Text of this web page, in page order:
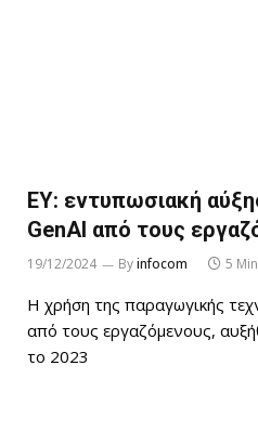
EY: εντυπωσιακή
GenAI από τους
19/12/2024 Byinfocom 5
H χρήση της παραγωγικής
από τους εργαζόμενους,
το 2023